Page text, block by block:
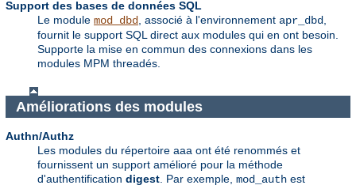
Support des bases de données SQL
Le module mod_dbd , associé à l'environnement apr_dbd
fournit le support SQL direct aux modules qui en ont besoin.
Supporte la mise en commun des connexions dans les
modules MPM threadés.
Améliorations des modules
Authn/Authz
Les modules du répertoire aaa ont été renommés et
fournissent un support amélioré pour la méthode
d'authentification digest. Par exemple, mod_auth est